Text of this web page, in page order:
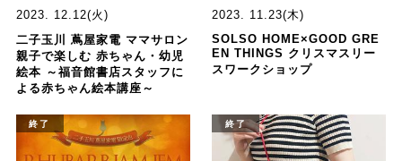
2023. 12.12(火)
二子玉川 蔦屋家電 ママサロン
親子で楽しむ 赤ちゃん・幼児
絵本 ～福音館書店スタッフに
よる赤ちゃん絵本講座～
2023. 11.23(木)
SOLSO HOME×GOOD GRE
EN THINGS クリスマスリー
スワークショップ
終了 終了